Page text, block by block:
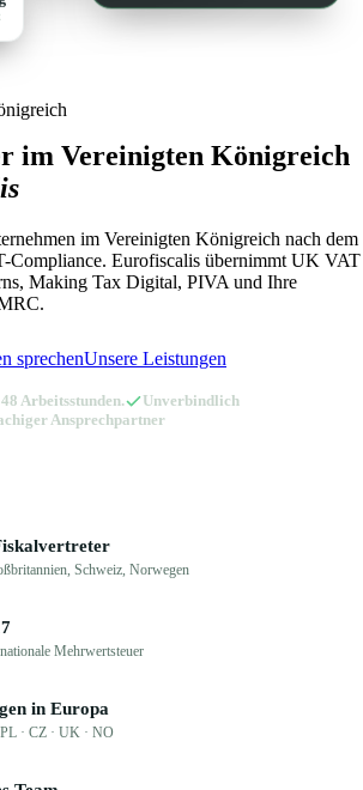
Königreich
im Vereinigten Königreich
im Vereinigten Königreich nach dem
Compliance. Eurofiscalis übernimmt UK VAT
Making Tax Digital, PIVA und Ihre
sprechenUnsere Leistungen
Arbeitsstunden.
Unverbindlich
Ansprechpartner
Schweiz, Norwegen
Mehrwertsteuer
in Europa
· CZ · UK · NO